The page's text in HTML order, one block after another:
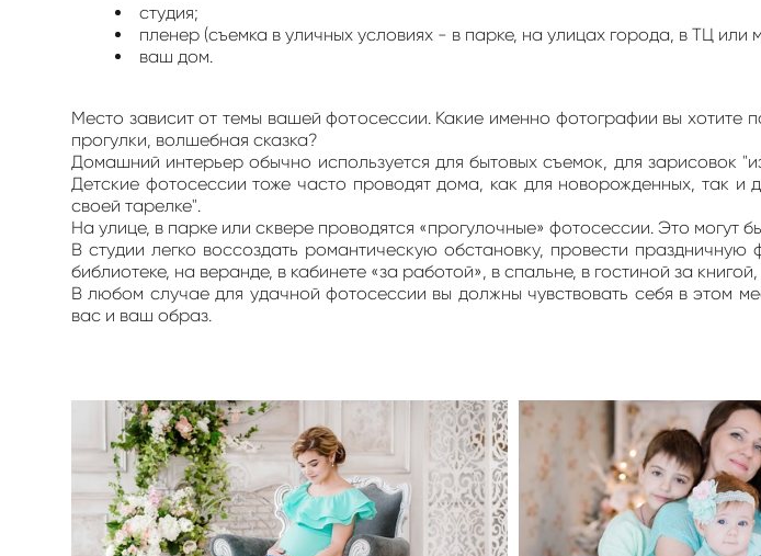
студия;
пленер (съемка в уличных условиях - в парке, на улицах города, в ТЦ или
ваш дом.
Место зависит от темы вашей фотосессии. Какие именно фотографии вы хотите
прогулки, волшебная сказка?
Домашний интерьер обычно используется для бытовых съемок, для зарисовок
Детские фотосессии тоже часто проводят дома, как для новорожденных, так
своей тарелке".
На улице, в парке или сквере проводятся «прогулочные» фотосессии. Это могут
В студии легко воссоздать романтическую обстановку, провести
библиотеке, на веранде, в кабинете «за работой», в спальне, в гостиной за
В любом случае для удачной фотосессии вы должны чувствовать себя в этом
вас и ваш образ.